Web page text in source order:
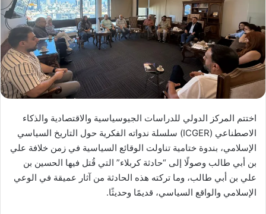
اختتم المركز الدولي للدراسات الجيوسياسية والاقتصادية والذكاء
الاصطناعي (ICGER) سلسلة ندواته الفكرية حول التاريخ السياسي
الإسلامي، بندوة ختامية تناولت الوقائع السياسية في زمن خلافة علي
بن أبي طالب وصولًا إلى “حادثة كربلاء” التي قُتل فيها الحسين بن
علي بن أبي طالب، وما تركته هذه الحادثة من آثار عميقة في الوعي
الإسلامي والواقع السياسي، قديمًا وحديثًا.